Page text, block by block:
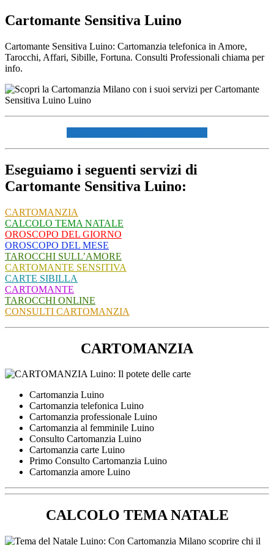
Cartomante Sensitiva Luino
Cartomante Sensitiva Luino: Cartomanzia telefonica in Amore,
Tarocchi, Affari, Sibille, Fortuna. Consulti Professionali chiama per
info.
Eseguiamo i seguenti servizi di
Cartomante Sensitiva Luino:
CARTOMANZIA
CALCOLO TEMA NATALE
OROSCOPO DEL GIORNO
OROSCOPO DEL MESE
TAROCCHI SULL’AMORE
CARTOMANTE SENSITIVA
CARTE SIBILLA
CARTOMANTE
TAROCCHI ONLINE
CONSULTI CARTOMANZIA
CARTOMANZIA
Cartomanzia Luino
Cartomanzia telefonica Luino
Cartomanzia professionale Luino
Cartomanzia al femminile Luino
Consulto Cartomanzia Luino
Cartomanzia carte Luino
Primo Consulto Cartomanzia Luino
Cartomanzia amore Luino
CALCOLO TEMA NATALE